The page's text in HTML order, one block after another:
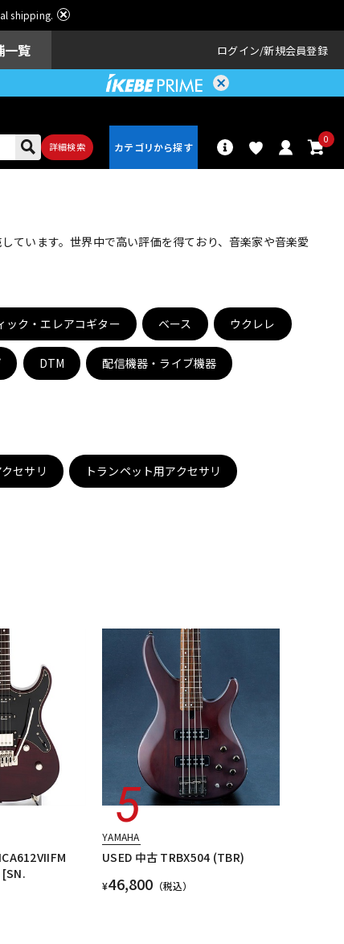
shipping.
一覧 ログイン 新規会員登録
詳細検索
0
ン
アンプ エフェクター
配信/ライブ
機器
楽器アクセサ
リ
ています。世界中で高い評価を得ており、音楽家や音楽愛
ック・エレアコギター ベース ウクレレ
DTM 配信機器・ライブ機器
セサリ トランペット用アクセサリ
YAMAHA
USED 中古 TRBX504 (TBR)
¥46,800 （税込）